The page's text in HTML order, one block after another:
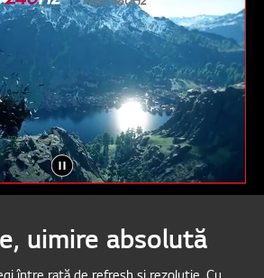
uimire absolută
între rată de refresh și rezoluție. Cu